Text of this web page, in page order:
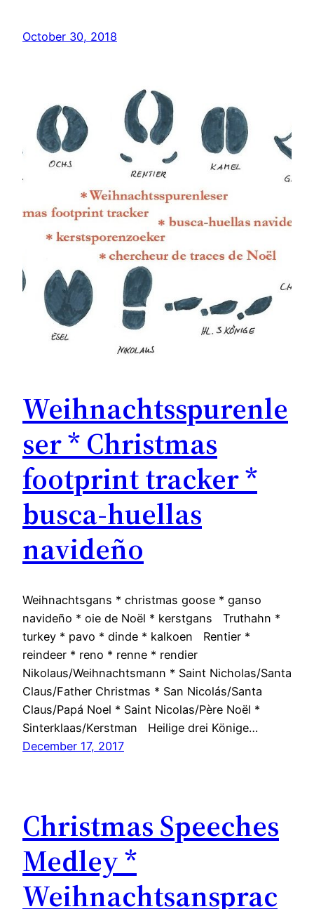
October 30, 2018
Weihnachtsspurenle
ser * Christmas
footprint tracker *
busca-huellas
navideño
Weihnachtsgans * christmas goose * ganso
navideño * oie de Noël * kerstgans Truthahn *
turkey * pavo * dinde * kalkoen Rentier *
reindeer * reno * renne * rendier
Nikolaus/Weihnachtsmann * Saint Nicholas/Santa
Claus/Father Christmas * San Nicolás/Santa
Claus/Papá Noel * Saint Nicolas/Père Noël *
Sinterklaas/Kerstman Heilige drei Könige…
December 17, 2017
Christmas Speeches
Medley *
Weihnachtsansprac